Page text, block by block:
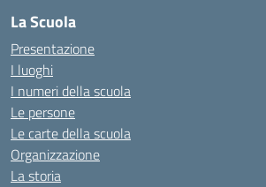
La Scuola
Presentazione
I luoghi
I numeri della scuola
Le persone
Le carte della scuola
Organizzazione
La storia